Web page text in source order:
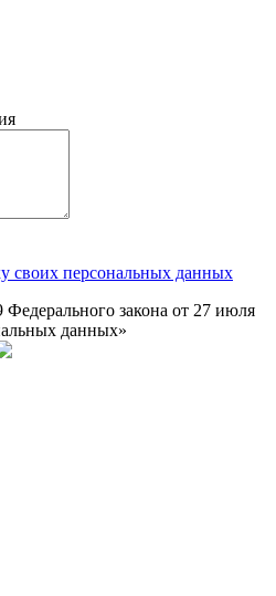
своих персональных данных
Федерального закона от 27 июля
данных»